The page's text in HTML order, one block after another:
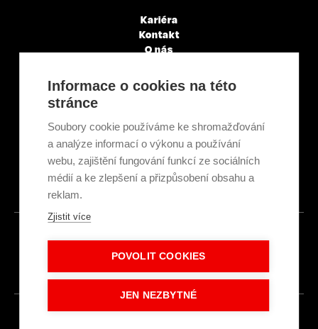
Kariéra
Kontakt
O nás
Články a novinky
GDPR & Cookies
Ekologická recyklace
Projekty EU
Intranet - Přihlášení
Přihlášení
© 2026
Informace o cookies na této
stránce
Soubory cookie používáme ke shromažďování
a analýze informací o výkonu a používání
webu, zajištění fungování funkcí ze sociálních
médií a ke zlepšení a přizpůsobení obsahu a
reklam.
Zjistit více
POVOLIT COOKIES
JEN NEZBYTNÉ